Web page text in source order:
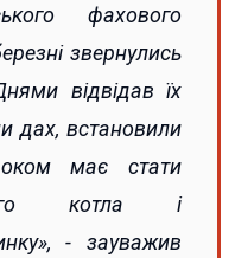
фахового
звернулись
відвідав їх
дах, встановили
має стати
котла і
- зауважив